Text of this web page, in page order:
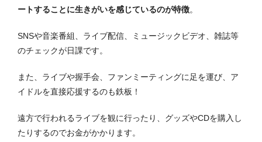
ートすることに生きがいを感じているのが特徴。
SNSや音楽番組、ライブ配信、ミュージックビデオ、雑誌等
のチェックが日課です。
また、ライブや握手会、ファンミーティングに足を運び、ア
イドルを直接応援するのも鉄板！
遠方で行われるライブを観に行ったり、グッズやCDを購入し
たりするのでお金がかかります。